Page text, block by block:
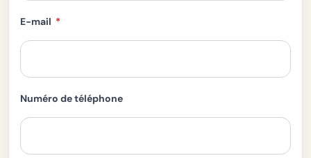
E-mail
Numéro de téléphone